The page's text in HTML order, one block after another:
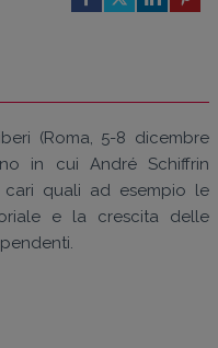
(Roma, 5-8 dicembre
in cui André Schiffrin
quali ad esempio le
e la crescita delle